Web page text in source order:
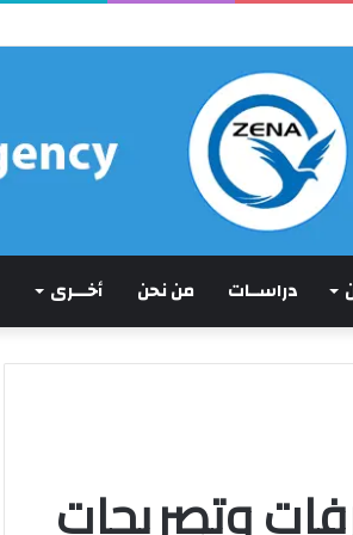
دراســات من نحن أخـــرى
وتصريحات